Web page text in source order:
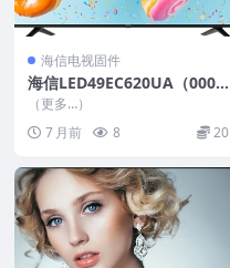
海信电视固件
海信LED49EC620UA（000
0）BOM1_C003_20160128_
U盘刷机固件
（更多…）
7 月前
8 20